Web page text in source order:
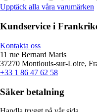
Upptäck alla våra varumärken
Kundservice i
Kontakta oss
11 rue Bernard Maris
37270 Montlouis-sur-Loire,
+33 1 86 47 62 58
Säker betalning